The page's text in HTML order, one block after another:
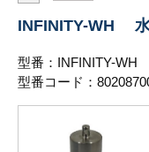
INFINITY-WH 水
型番：INFINITY-WH
型番コード：